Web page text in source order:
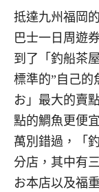
抵達九州福岡
巴士一日周遊
到了「釣船茶
標準的”自己的
お」最大的賣
點的鯛魚更便
萬別錯過，「
分店，其中有
お本店以及福